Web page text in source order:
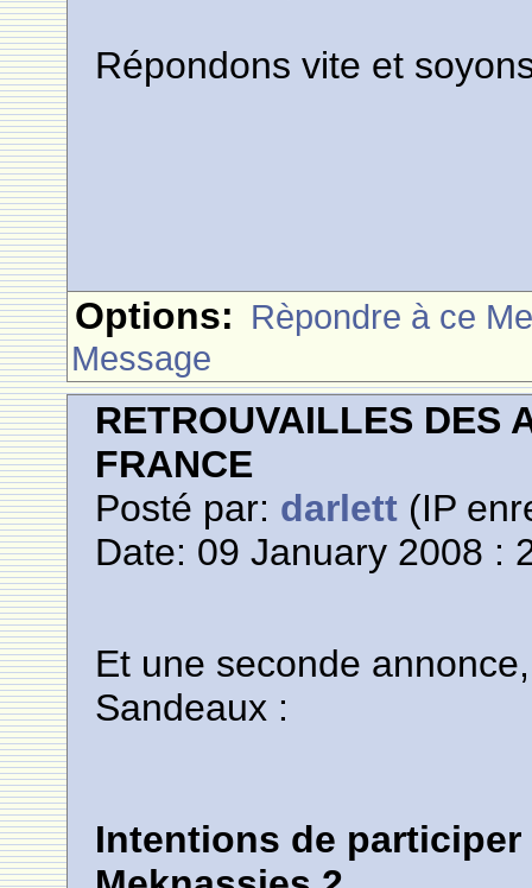
Répondons vite et
Options: Rèpondre à ce
Message
RETROUVAILLES DES
FRANCE
Posté par: darlett (IP
Date: 09 January 2008 :
Et une seconde
Sandeaux :
Intentions de